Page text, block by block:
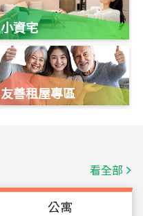
小資宅
友善租屋專區
看全部
公寓